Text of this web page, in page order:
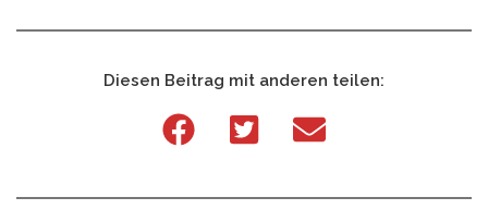
Diesen Beitrag mit anderen teilen: